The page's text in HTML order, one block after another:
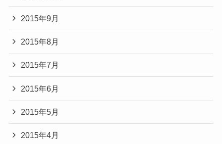
2015年9月
2015年8月
2015年7月
2015年6月
2015年5月
2015年4月